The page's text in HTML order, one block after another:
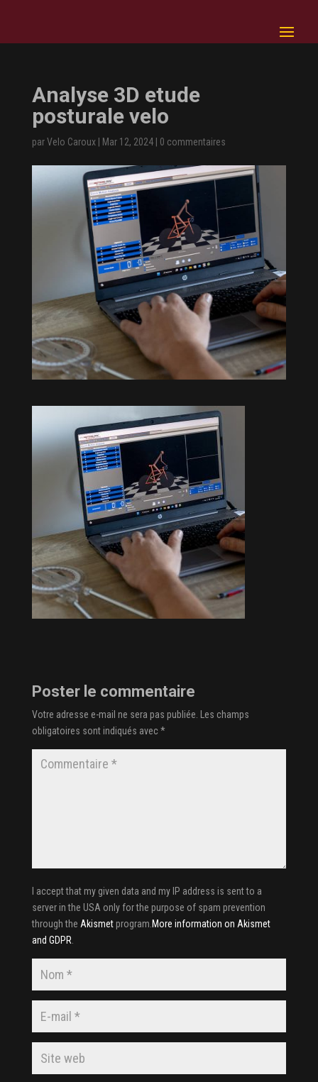
Analyse 3D etude
posturale velo
parVelo Caroux| Mar 12, 2024| 0 commentaires
Poster le commentaire
Votre adresse e-mail ne sera pas publiée. Les champs
obligatoires sont indiqués avec*
I accept that my given data and my IP address is sent to a
server in the USA only for the purpose of spam prevention
through the Akismetprogram.More information on Akismet
and GDPR.